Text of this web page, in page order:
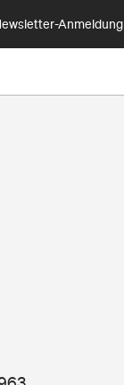
Anmeldung